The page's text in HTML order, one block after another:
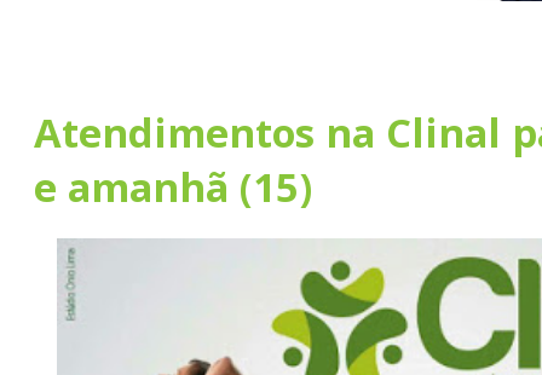
Atendimentos na Clinal
e amanhã (15)